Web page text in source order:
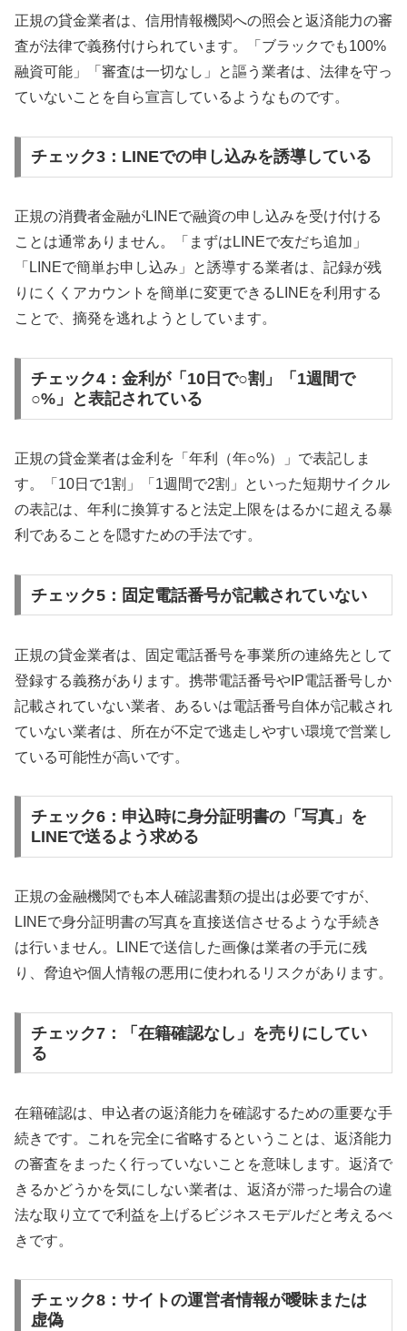
正規の貸金業者は、信用情報機関への照会と返済能力の審
査が法律で義務付けられています。「ブラックでも100%
融資可能」「審査は一切なし」と謳う業者は、法律を守っ
ていないことを自ら宣言しているようなものです。
チェック3：LINEでの申し込みを誘導している
正規の消費者金融がLINEで融資の申し込みを受け付ける
ことは通常ありません。「まずはLINEで友だち追加」
「LINEで簡単お申し込み」と誘導する業者は、記録が残
りにくくアカウントを簡単に変更できるLINEを利用する
ことで、摘発を逃れようとしています。
チェック4：金利が「10日で○割」「1週間で
○%」と表記されている
正規の貸金業者は金利を「年利（年○%）」で表記しま
す。「10日で1割」「1週間で2割」といった短期サイクル
の表記は、年利に換算すると法定上限をはるかに超える暴
利であることを隠すための手法です。
チェック5：固定電話番号が記載されていない
正規の貸金業者は、固定電話番号を事業所の連絡先として
登録する義務があります。携帯電話番号やIP電話番号しか
記載されていない業者、あるいは電話番号自体が記載され
ていない業者は、所在が不定で逃走しやすい環境で営業し
ている可能性が高いです。
チェック6：申込時に身分証明書の「写真」を
LINEで送るよう求める
正規の金融機関でも本人確認書類の提出は必要ですが、
LINEで身分証明書の写真を直接送信させるような手続き
は行いません。LINEで送信した画像は業者の手元に残
り、脅迫や個人情報の悪用に使われるリスクがあります。
チェック7：「在籍確認なし」を売りにしてい
る
在籍確認は、申込者の返済能力を確認するための重要な手
続きです。これを完全に省略するということは、返済能力
の審査をまったく行っていないことを意味します。返済で
きるかどうかを気にしない業者は、返済が滞った場合の違
法な取り立てで利益を上げるビジネスモデルだと考えるべ
きです。
チェック8：サイトの運営者情報が曖昧または
虚偽